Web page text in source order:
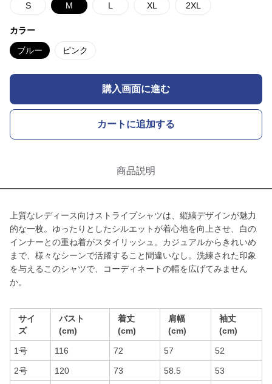
S M L XL 2XL
カラー
ブルー ピンク
購入画面に進む
カートに追加する
商品説明
上質なレディース向けストライプシャツは、縦縞デザインが魅力
的な一枚。ゆったりとしたシルエットが着心地を向上させ、白の
インナーとの重ね着がスタイリッシュ。カジュアルからきれいめ
まで、様々なシーンで活躍すること間違いなし。洗練された印象
を与えるこのシャツで、コーディネートの幅を広げてみません
か。
サイ
ズ
バスト
(cm)
着丈
(cm)
肩幅
(cm)
袖丈
(cm)
1号 116 72 57 52
2号 120 73 58.5 53